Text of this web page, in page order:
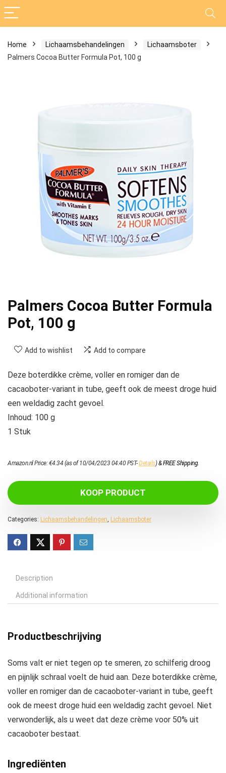
Home Lichaamsbehandelingen
Lichaamsboter
Palmers Cocoa Butter Formula Pot, 100 g
Palmers Cocoa Butter Formula
Pot, 100 g
Add to wishlist Add to compare
Deze boterdikke crème, voller en romiger dan de
cacaoboter-variant in tube, geeft ook de meest droge huid
een weldadig zacht gevoel.
Inhoud: 100 g
1 Stuk
Amazon.nl Price:€4.34 (as of 10/04/2023 04:40 PST-Details)&FREE Shipping.
KOOP PRODUCT
Categories: Lichaamsbehandelingen, Lichaamsboter
Description
Additional information
Productbeschrijving
Soms valt er niet tegen op te smeren, zo schilferig droog
en pijnlijk schraal voelt de huid aan. Deze boterdikke crème,
voller en romiger dan de cacaoboter-variant in tube, geeft
ook de meest droge huid een weldadig zacht gevoel. Niet
verwonderlijk, als u weet dat deze crème voor 50% uit
cacaoboter bestaat.
Ingrediënten